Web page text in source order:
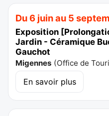
Du 6 juin au 5
Exposition
Jardin - Céramique
Gauchot
Migennes (Office de
En savoir plus